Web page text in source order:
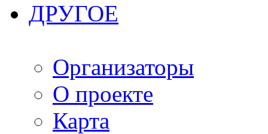
ДРУГОЕ
Организаторы
О проекте
Карта